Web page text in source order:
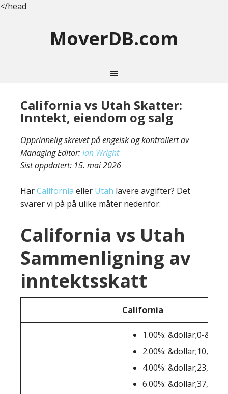
</head
MoverDB.com
California vs Utah Skatter:
Inntekt, eiendom og salg
Opprinnelig skrevet på engelsk og kontrollert av
Managing Editor:Ian Wright
Sist oppdatert: 15. mai 2026
HarCalifornia eller Utah lavere avgifter? Det
svarer vi på på ulike måter nedenfor:
California vs Utah
Sammenligning av
inntektsskatt
California
1.00%: &dollar;0-
2.00%:
4.00%:
6.00%: